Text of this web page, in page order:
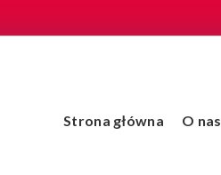
Strona główna O nas